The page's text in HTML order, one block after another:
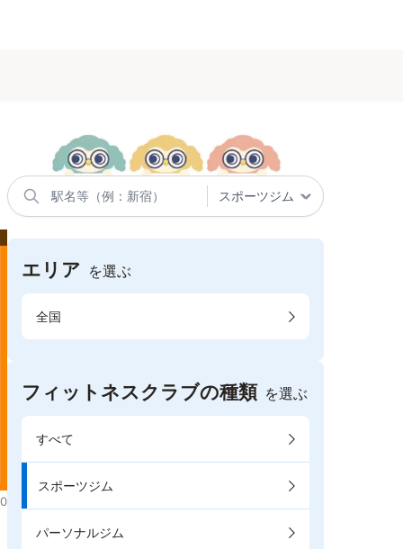
エリア を選ぶ
全国
フィットネスクラブの種類 を選ぶ
すべて
スポーツジム
パーソナルジム